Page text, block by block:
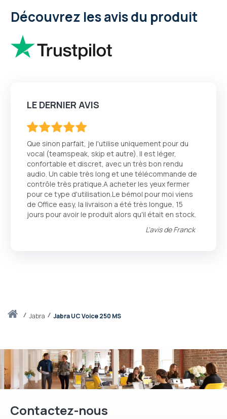
Accueiljabra Jabra UC Voice 250 MS
Découvrez les avis du produit
LE DERNIER AVIS
Que sinon parfait, je l'utilise uniquement pour du
vocal (teamspeak, skip et autre). Il est léger,
confortable et discret, avec un très bon rendu
audio. Un cable très long et une télécommande de
contrôle très pratique.A acheter les yeux fermer
pour ce type d'utilisation.Le bémol pour moi viens
de Office easy, la livraison a été très longue, 15
jours pour avoir le produit alors qu'il était en stock.
L'avis deFranck
Contactez-nous